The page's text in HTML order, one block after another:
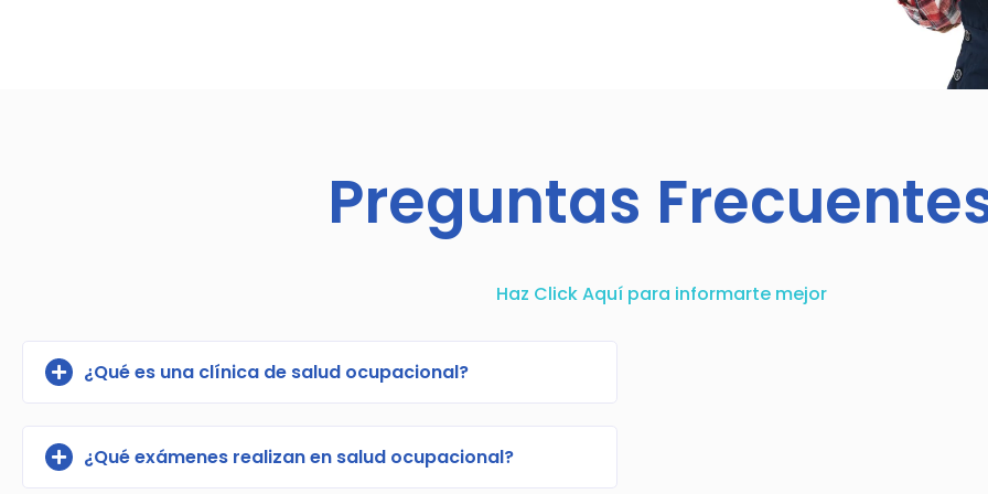
Preguntas
Haz Click Aquí para informarte mejor
¿Qué es una clínica de salud ocupacional?
¿Qué exámenes realizan en salud ocupacional?